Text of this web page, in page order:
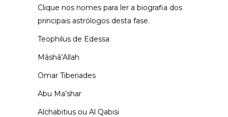
Clique nos nomes para ler a biografia dos
principais astrólogos desta fase.
Teophilus de Edessa
Mâshâ’Allah
Omar Tiberiades
Abu Ma’shar
Alchabitius ou Al Qabisi